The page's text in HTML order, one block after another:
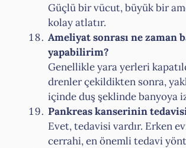
Güçlü bir vücut, büyük bir
kolay atlatır.
Ameliyat sonrası ne zaman
yapabilirim?
Genellikle yara yerleri
drenler çekildikten sonra,
içinde duş şeklinde banyoya
Pankreas kanserinin
Evet, tedavisi vardır. Erken
cerrahi, en önemli tedavi